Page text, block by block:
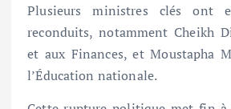
Plusieurs ministres clés ont
reconduits, notamment Cheikh
et aux Finances, et Moustapha
l’Éducation nationale.